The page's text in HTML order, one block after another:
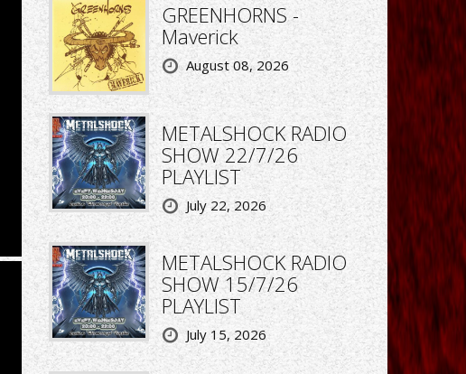
GREENHORNS -
Maverick
August 08, 2026
METALSHOCK RADIO
SHOW 22/7/26
PLAYLIST
July 22, 2026
METALSHOCK RADIO
SHOW 15/7/26
PLAYLIST
July 15, 2026